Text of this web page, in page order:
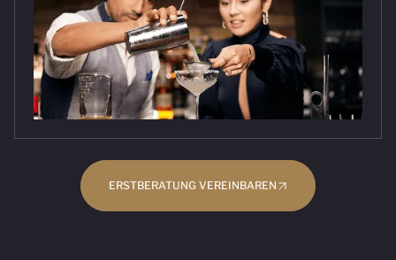
ERSTBERATUNG VEREINBAREN